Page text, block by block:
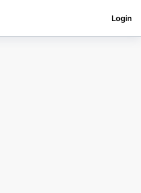
Login